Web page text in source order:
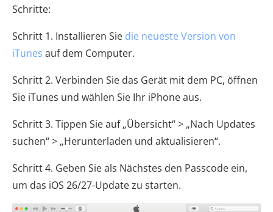
Schritte:
Schritt 1. Installieren Sie die neueste Version von
iTunes auf dem Computer.
Schritt 2. Verbinden Sie das Gerät mit dem PC, öffnen
Sie iTunes und wählen Sie Ihr iPhone aus.
Schritt 3. Tippen Sie auf „Übersicht“ > „Nach Updates
suchen“ > „Herunterladen und aktualisieren“.
Schritt 4. Geben Sie als Nächstes den Passcode ein,
um das iOS 26/27-Update zu starten.